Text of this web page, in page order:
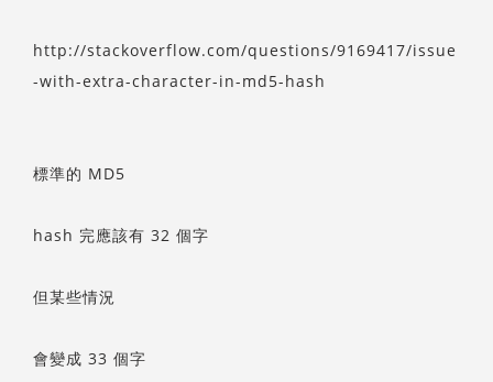
http://stackoverflow.com/questions/9169417/issue
-with-extra-character-in-md5-hash
標準的 MD5
hash 完應該有 32 個字
但某些情況
會變成 33 個字